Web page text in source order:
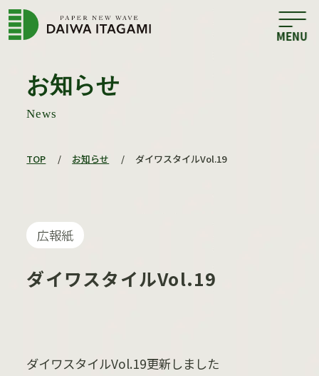
お知らせ
News
TOP / お知らせ / ダイワスタイルVol.19
広報紙
ダイワスタイルVol.19
ダイワスタイルVol.19更新しました